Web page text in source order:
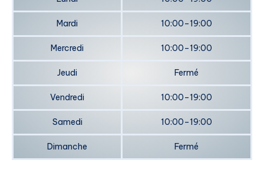
Mardi 10:00–19:00
Mercredi 10:00–19:00
Jeudi Fermé
Vendredi 10:00–19:00
Samedi 10:00–19:00
Dimanche Fermé